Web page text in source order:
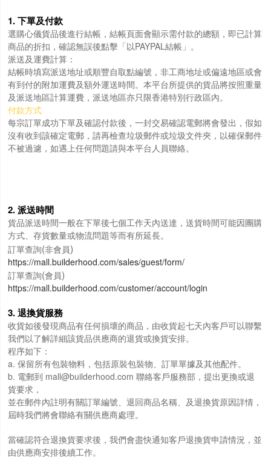
1. 下單及付款
選購心儀貨品後進行結帳，結帳頁面會顯示需付款的總額，即已計算
商品的折扣，確認無誤後點擊「以PAYPAL結帳」。
派送及運費計算：
結帳時填寫派送地址或順豐自取點編號，非工商地址或偏遠地區或會
有到付的附加運費及額外運送時間。本平台所提供的貨品將按照重量
及派送地區計算運費，派送地區亦只限香港特別行政區內。
付款方式
每宗訂單成功下單及確認付款後，一封交易確認電郵將會發出，假如
沒有收到該確定電郵，請再檢查垃圾郵件或垃圾文件夾，以確保郵件
不被過濾，如遇上任何問題請與本平台人員聯絡。
2. 派送時間
貨品派送時間一般在下單後七個工作天內送達，送貨時間可能因團購
方式、存貨數量或物流問題等而有所延長。
訂單查詢(非會員)
https://mall.builderhood.com/sales/guest/form/
訂單查詢(會員)
https://mall.builderhood.com/customer/account/login
3. 退換貨服務
收貨如後發現商品有任何損壞的商品，由收貨起七天內客戶可以聯繫
我們以了解詳細該貨品供應商的退貨或換貨安排。
程序如下：
a. 保留所有包裝物料，包括原裝包裝物、訂單單據及其他配件。
b. 電郵到 mall@builderhood.com 聯絡客戶服務部，提出更換或退
貨要求，
並在郵件內註明有關訂單編號、退回商品名稱、及退換貨原因詳情，
屆時我們將會聯絡有關供應商處理。
當確認符合退換貨要求後，我們會盡快通知客戶退換貨申請情況，並
由供應商安排後續工作。